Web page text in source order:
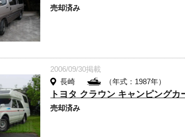
売却済み
2006/09/30掲載
長崎
（年式：1987年）
トヨタ クラウン キャンピングカ
売却済み